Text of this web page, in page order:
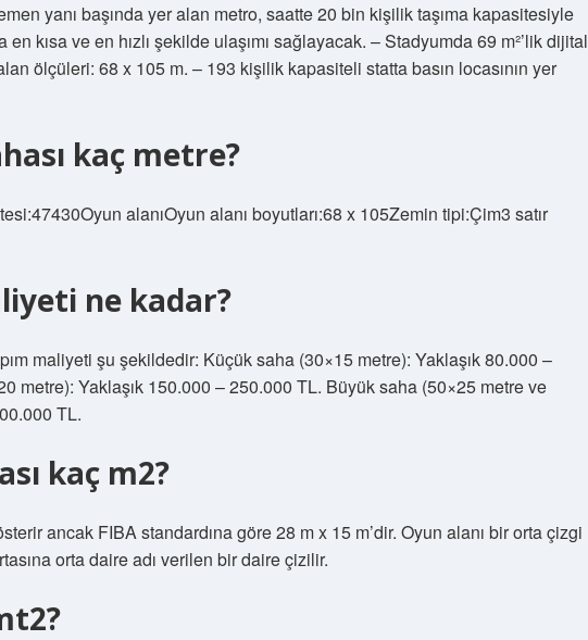
yanı başında yer alan metro, saatte 20 bin kişilik taşıma kapasitesiyle
kısa ve en hızlı şekilde ulaşımı sağlayacak. – Stadyumda 69 m²’lik dijital
ölçüleri: 68 x 105 m. – 193 kişilik kapasiteli statta basın locasının yer
kaç metre?
alanıOyun alanı boyutları:68 x 105Zemin tipi:Çim3 satır
ne kadar?
maliyeti şu şekildedir: Küçük saha (30×15 metre): Yaklaşık 80.000 –
metre): Yaklaşık 150.000 – 250.000 TL. Büyük saha (50×25 metre ve
TL.
kaç m2?
ancak FIBA ​​standardına göre 28 m x 15 m’dir. Oyun alanı bir orta çizgi
orta daire adı verilen bir daire çizilir.